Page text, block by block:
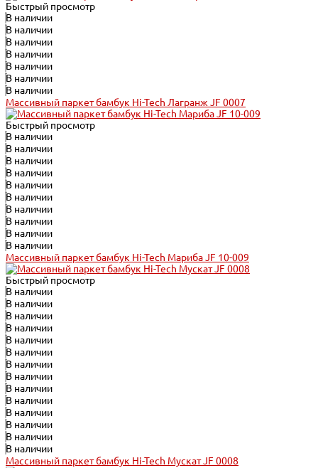
Быстрый просмотр
В наличии
В наличии
В наличии
В наличии
В наличии
В наличии
В наличии
Массивный паркет бамбук Hi-Tech Лагранж JF 0007
Быстрый просмотр
В наличии
В наличии
В наличии
В наличии
В наличии
В наличии
В наличии
В наличии
В наличии
В наличии
Массивный паркет бамбук Hi-Tech Мариба JF 10-009
Быстрый просмотр
В наличии
В наличии
В наличии
В наличии
В наличии
В наличии
В наличии
В наличии
В наличии
В наличии
В наличии
В наличии
В наличии
В наличии
Массивный паркет бамбук Hi-Tech Мускат JF 0008